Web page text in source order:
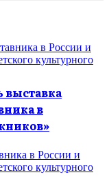
выставка
в
в России и
культурного